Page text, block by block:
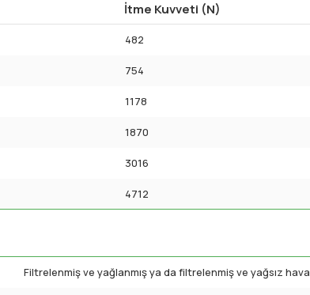
İtme Kuvveti (N)
482
754
1178
1870
3016
4712
Filtrelenmiş ve yağlanmış ya da filtrelenmiş ve yağsız hava